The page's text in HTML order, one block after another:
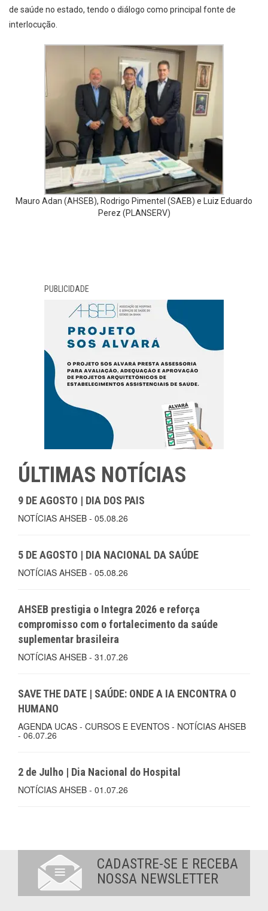
de saúde no estado, tendo o diálogo como principal fonte de
interlocução.
Mauro Adan (AHSEB), Rodrigo Pimentel (SAEB) e Luiz Eduardo
Perez (PLANSERV)
PUBLICIDADE
ÚLTIMAS NOTÍCIAS
9 DE AGOSTO | DIA DOS PAIS
NOTÍCIAS AHSEB - 05.08.26
5 DE AGOSTO | DIA NACIONAL DA SAÚDE
NOTÍCIAS AHSEB - 05.08.26
AHSEB prestigia o Integra 2026 e reforça
compromisso com o fortalecimento da saúde
suplementar brasileira
NOTÍCIAS AHSEB - 31.07.26
SAVE THE DATE | SAÚDE: ONDE A IA ENCONTRA O
HUMANO
AGENDA UCAS - CURSOS E EVENTOS - NOTÍCIAS AHSEB
- 06.07.26
2 de Julho | Dia Nacional do Hospital
NOTÍCIAS AHSEB - 01.07.26
CADASTRE-SE E RECEBA
NOSSA NEWSLETTER